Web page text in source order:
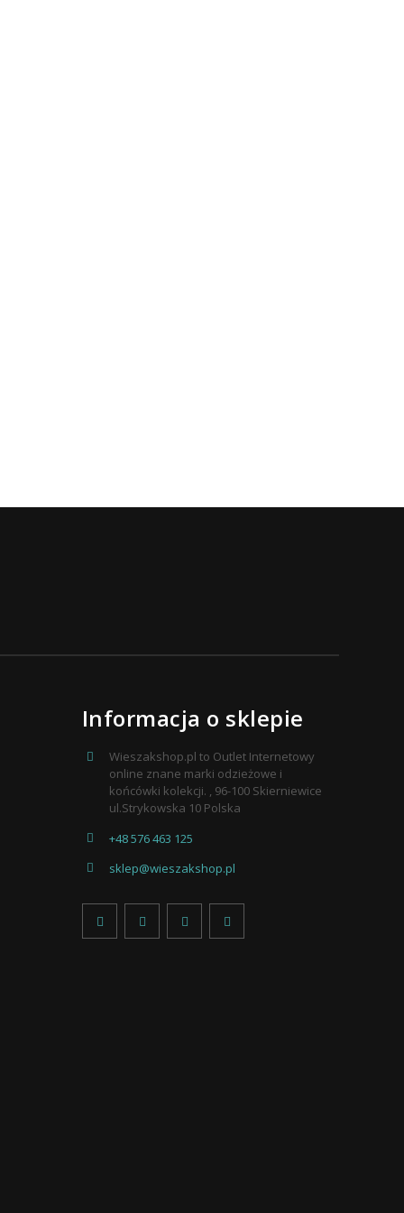
Informacja o sklepie
Wieszakshop.pl to Outlet Internetowy
online znane marki odzieżowe i
końcówki kolekcji. , 96-100 Skierniewice
ul.Strykowska 10 Polska
+48 576 463 125
sklep@wieszakshop.pl